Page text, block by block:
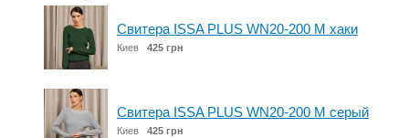
Свитера ISSA PLUS WN20-200 M хаки
Киев 425 грн
Свитера ISSA PLUS WN20-200 M серый
Киев 425 грн